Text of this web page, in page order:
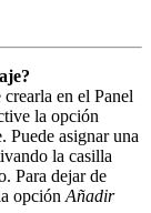
en el Panel
la opción
Puede asignar una
la casilla
Para dejar de
opción Añadir